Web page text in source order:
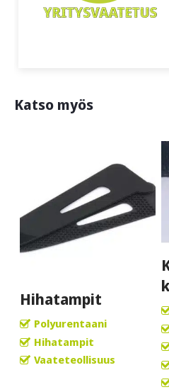
Katso myös
Hihatampit
Polyurentaani
Hihatampit
Vaateteollisuus